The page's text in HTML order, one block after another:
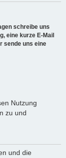
h
schreibe uns
eine kurze E-Mail
sende uns eine
Nutzung
zu und
und die